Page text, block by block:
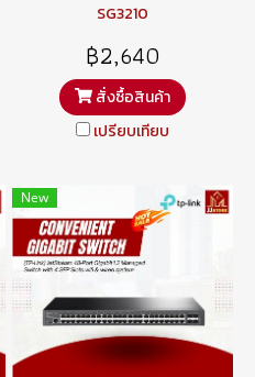
SG3210
฿2,640
สั่งซื้อสินค้า
เปรียบเทียบ
New